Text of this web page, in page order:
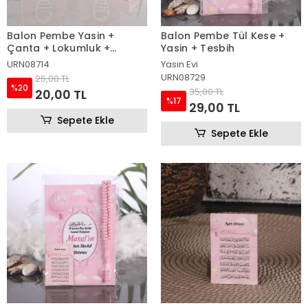
Balon Pembe Yasin +
Çanta + Lokumluk +
Magnet
URN08714
%20
25,00 TL
20,00 TL
Sepete Ekle
Balon Pembe Tül Kese +
Yasin + Tesbih
Yasin Evi
URN08729
%17
35,00 TL
29,00 TL
Sepete Ekle